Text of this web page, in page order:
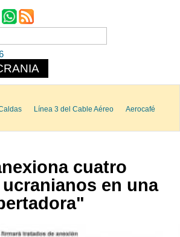
Línea 3 del Cable Aéreo
Aerocafé
cuatro
en una